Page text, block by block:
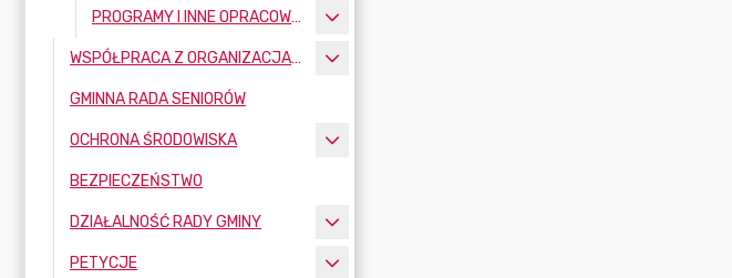
PROGRAMY I INNE OPRACOWANIA
WSPÓŁPRACA Z ORGANIZACJAMI POZARZĄDOWYMI
GMINNA RADA SENIORÓW
OCHRONA ŚRODOWISKA
BEZPIECZEŃSTWO
DZIAŁALNOŚĆ RADY GMINY
PETYCJE